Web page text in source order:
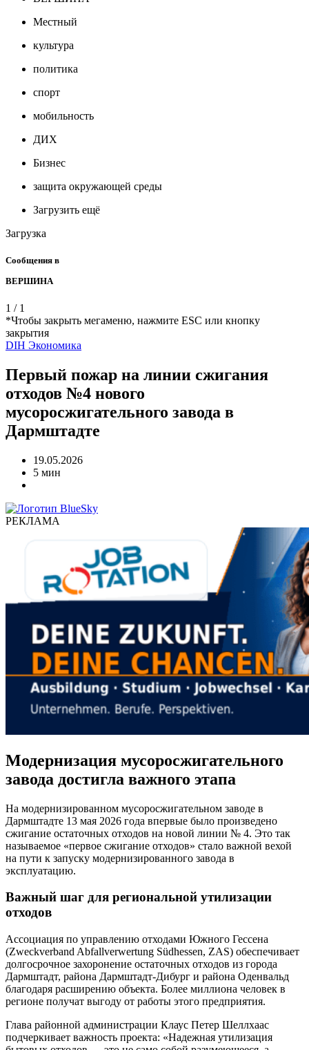
Местный
культура
политика
спорт
мобильность
ДИХ
Бизнес
защита окружающей среды
Загрузить ещё
Загрузка
Сообщения в
ВЕРШИНА
1 / 1
*Чтобы закрыть мегаменю, нажмите ESC или кнопку
закрытия
DIH Экономика
Первый пожар на линии сжигания
отходов №4 нового
мусоросжигательного завода в
Дармштадте
19.05.2026
5 мин
РЕКЛАМА
Модернизация мусоросжигательного
завода достигла важного этапа
На модернизированном мусоросжигательном заводе в
Дармштадте 13 мая 2026 года впервые было произведено
сжигание остаточных отходов на новой линии № 4. Это так
называемое «первое сжигание отходов» стало важной вехой
на пути к запуску модернизированного завода в
эксплуатацию.
Важный шаг для региональной утилизации
отходов
Ассоциация по управлению отходами Южного Гессена
(Zweckverband Abfallverwertung Südhessen, ZAS) обеспечивает
долгосрочное захоронение остаточных отходов из города
Дармштадт, района Дармштадт-Дибург и района Оденвальд
благодаря расширению объекта. Более миллиона человек в
регионе получат выгоду от работы этого предприятия.
Глава районной администрации Клаус Петер Шеллхаас
подчеркивает важность проекта: «Надежная утилизация